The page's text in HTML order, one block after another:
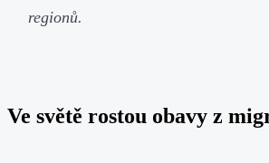
regionů.
Ve světě rostou obavy z